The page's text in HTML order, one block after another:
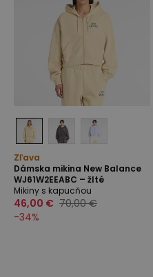
Zľava
Dámska mikina New Balance
WJ61W2EEABC – žlté
Mikiny s kapucňou
46,00 € 70,00 €
-34%